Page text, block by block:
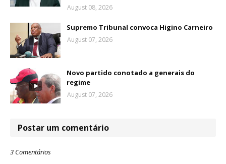
August 08, 2026
Supremo Tribunal convoca Higino Carneiro
August 07, 2026
Novo partido conotado a generais do
regime
August 07, 2026
Postar um comentário
3 Comentários